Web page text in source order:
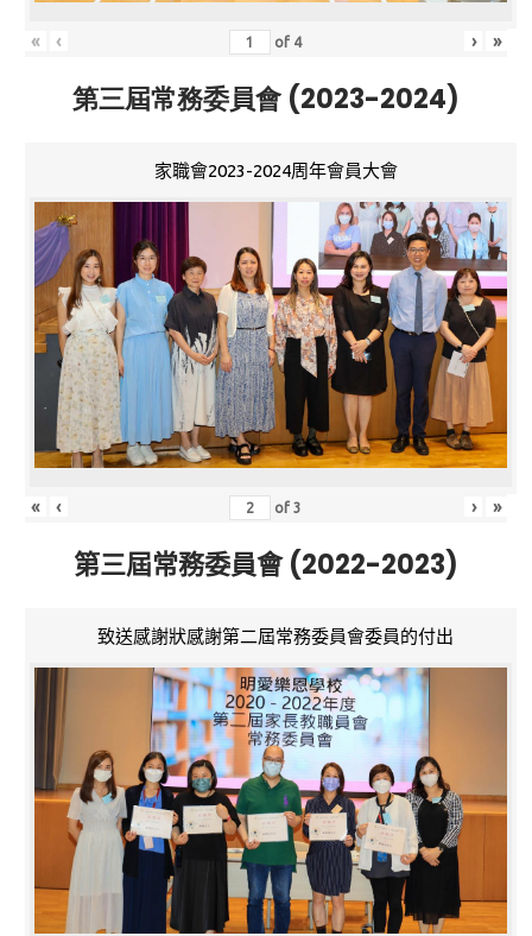
« ‹ of 4 › »
第三屆常務委員會 (2023-2024)
家職會2023-2024周年會員大會
« ‹ of3 › »
第三屆常務委員會 (2022-2023)
致送感謝狀感謝第二屆常務委員會委員的付出